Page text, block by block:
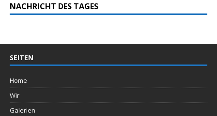
NACHRICHT DES TAGES
SEITEN
Home
Wir
Galerien